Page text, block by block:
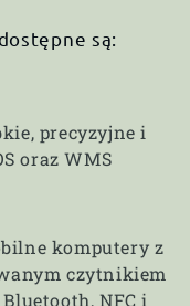
są:
precyzyjne i
oraz WMS
komputery z
czytnikiem
NFC i